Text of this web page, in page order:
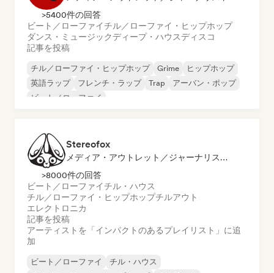
>5400件の回答
ビート／ローファイチル／ローファイ・ヒップホップ
ダンス・ミュージックディープ・ハウスディスコ
記事を投稿
チル／ローファイ・ヒップホップ Grime
ヒップホップ
英語ラップ
フレンチ・ラップ Trap
アーバン・ポップ
ビート／ローファイ
Stereofox
メディア・アウトレット／ジャーナリスト, プレイリスト・キュレーター
>8000件の回答
ビート／ローファイチル・ハウス
チル／ローファイ・ヒップホップチルアウト
エレクトロニカ
記事を投稿
アーティストを「インパクトのあるプレイリスト」に追
加
ビート／ローファイ
チル・ハウス